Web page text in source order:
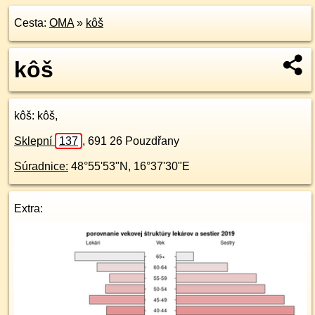
Cesta: OMA» kôš
kôš
kôš: kôš,
Sklepní 137 , 691 26 Pouzdřany
Súradnice: 48°55'53"N , 16°37'30"E
Extra: